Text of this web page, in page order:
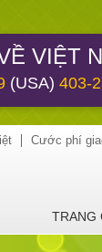
VIỆT
(USA) 403-
Cước phí
TRANG